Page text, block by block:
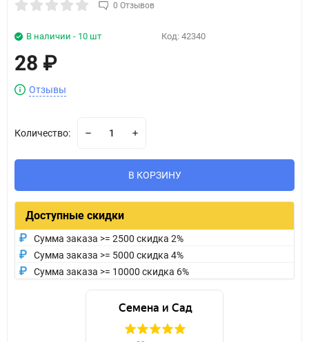
0 Отзывов
В наличии - 10 шт Код: 42340
28 ₽
Отзывы
Количество:
В КОРЗИНУ
Доступные скидки
Сумма заказа >= 2500 скидка 2%
Сумма заказа >= 5000 скидка 4%
Сумма заказа >= 10000 скидка 6%